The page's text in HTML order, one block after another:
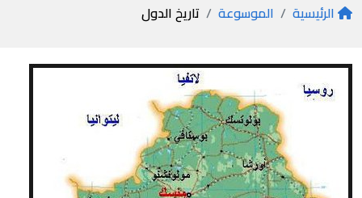
الرئيسية الموسوعة تاريخ الدول